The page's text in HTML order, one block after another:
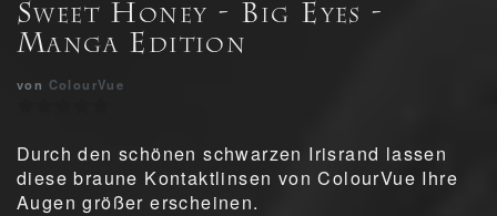
Sweet Honey - Big Eyes -
Manga Edition
von ColourVue
Durch den schönen schwarzen Irisrand lassen
diese braune Kontaktlinsen von ColourVue Ihre
Augen größer erscheinen.